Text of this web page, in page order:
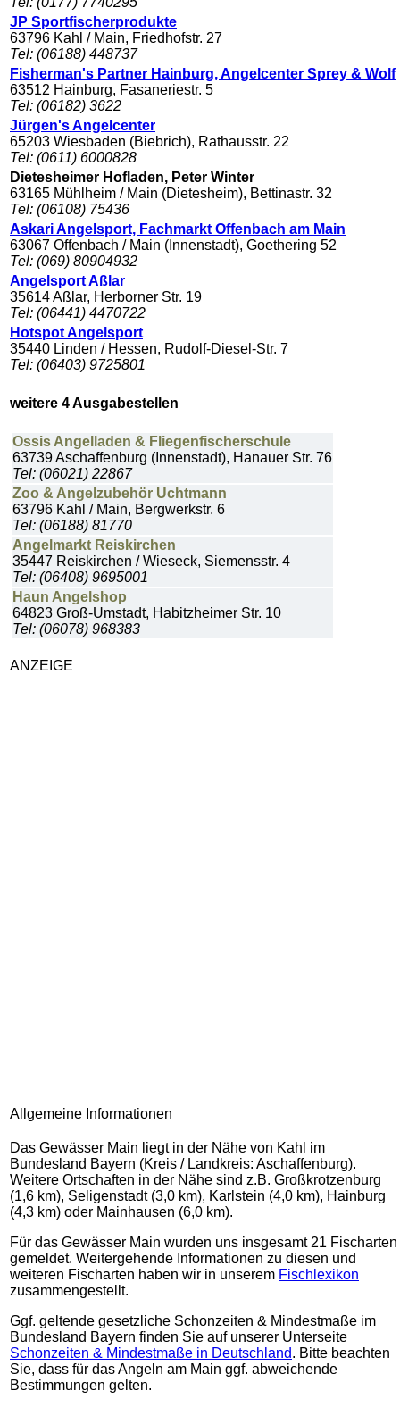
JP Sportfischerprodukte
63796 Kahl / Main, Friedhofstr. 27
Tel: (06188) 448737
Fisherman's Partner Hainburg, Angelcenter Sprey & Wolf
63512 Hainburg, Fasaneriestr. 5
Tel: (06182) 3622
Jürgen's Angelcenter
65203 Wiesbaden (Biebrich), Rathausstr. 22
Tel: (0611) 6000828
Dietesheimer Hofladen, Peter Winter
63165 Mühlheim / Main (Dietesheim), Bettinastr. 32
Tel: (06108) 75436
Askari Angelsport, Fachmarkt Offenbach am Main
63067 Offenbach / Main (Innenstadt), Goethering 52
Tel: (069) 80904932
Angelsport Aßlar
35614 Aßlar, Herborner Str. 19
Tel: (06441) 4470722
Hotspot Angelsport
35440 Linden / Hessen, Rudolf-Diesel-Str. 7
Tel: (06403) 9725801
weitere 4 Ausgabestellen
Ossis Angelladen & Fliegenfischerschule
63739 Aschaffenburg (Innenstadt), Hanauer Str. 76
Tel: (06021) 22867
Zoo & Angelzubehör Uchtmann
63796 Kahl / Main, Bergwerkstr. 6
Tel: (06188) 81770
Angelmarkt Reiskirchen
35447 Reiskirchen / Wieseck, Siemensstr. 4
Tel: (06408) 9695001
Haun Angelshop
64823 Groß-Umstadt, Habitzheimer Str. 10
Tel: (06078) 968383
ANZEIGE
Allgemeine Informationen
Das Gewässer Main liegt in der Nähe von Kahl im
Bundesland Bayern (Kreis / Landkreis: Aschaffenburg).
Weitere Ortschaften in der Nähe sind z.B. Großkrotzenburg
(1,6 km), Seligenstadt (3,0 km), Karlstein (4,0 km), Hainburg
(4,3 km) oder Mainhausen (6,0 km).
Für das Gewässer Main wurden uns insgesamt 21 Fischarten
gemeldet. Weitergehende Informationen zu diesen und
weiteren Fischarten haben wir in unserem Fischlexikon
zusammengestellt.
Ggf. geltende gesetzliche Schonzeiten & Mindestmaße im
Bundesland Bayern finden Sie auf unserer Unterseite
Schonzeiten & Mindestmaße in Deutschland. Bitte beachten
Sie, dass für das Angeln am Main ggf. abweichende
Bestimmungen gelten.